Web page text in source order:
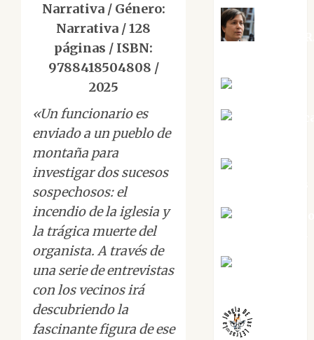
Narrativa / Género:
Narrativa / 128
páginas / ISBN:
9788418504808 /
2025
«Un funcionario es
enviado a un pueblo de
montaña para
investigar dos sucesos
sospechosos: el
incendio de la iglesia y
la trágica muerte del
organista. A través de
una serie de entrevistas
con los vecinos irá
descubriendo la
fascinante figura de ese